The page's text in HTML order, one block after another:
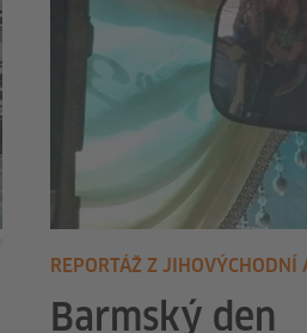
REPORTÁŽ Z JIHOVÝCHODNÍ
Barmský den